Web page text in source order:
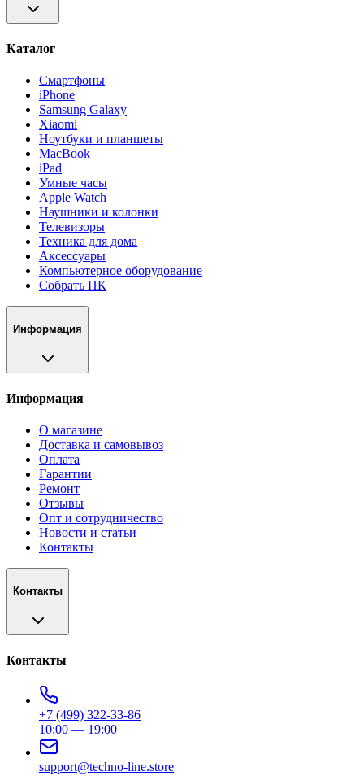
Каталог
Смартфоны
iPhone
Samsung Galaxy
Xiaomi
Ноутбуки и планшеты
MacBook
iPad
Умные часы
Apple Watch
Наушники и колонки
Телевизоры
Техника для дома
Аксессуары
Компьютерное оборудование
Собрать ПК
Информация
Информация
О магазине
Доставка и самовывоз
Оплата
Гарантии
Ремонт
Отзывы
Опт и сотрудничество
Новости и статьи
Контакты
Контакты
Контакты
+7 (499) 322-33-86
10:00 — 19:00
support@techno-line.store